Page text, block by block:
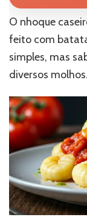
O nhoque
feito com
simples, mas
diversos molhos.